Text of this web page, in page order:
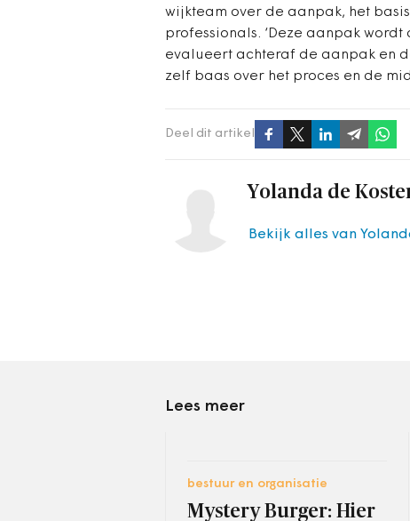
wijkteam over de aanpak, het
professionals. ‘Deze aanpak
evalueert achteraf de aanpak en
zelf baas over het proces en de
Deel dit artikel
Yolanda de
Bekijk alles van
Lees meer
bestuur en organisatie
Mystery Burger: Hier